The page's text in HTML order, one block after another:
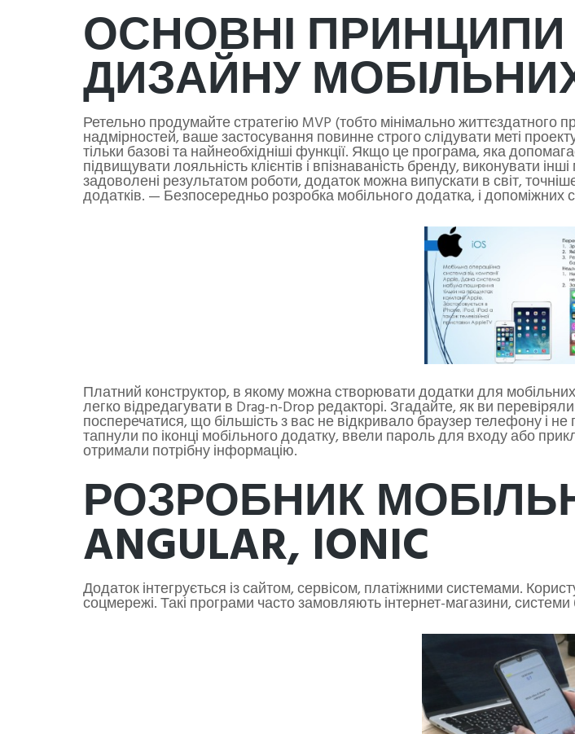
ОСНОВНІ
ДИЗАЙНУ
Ретельно продумайте стратегію MVP (тобто мінімально життєздатного
надмірностей, ваше застосування повинне строго слідувати меті
тільки базові та найнеобхідніші функції. Якщо це програма, яка
підвищувати лояльність клієнтів і впізнаваність бренду, виконувати
задоволені результатом роботи, додаток можна випускати в світ,
додатків. — Безпосередньо розробка мобільного додатка, і допоміжних
Платний конструктор, в якому можна створювати додатки для мобільних
легко відредагувати в Drag-n-Drop редакторі. Згадайте, як ви
посперечатися, що більшість з вас не відкривало браузер телефону і
тапнули по іконці мобільного додатку, ввели пароль для входу або
отримали потрібну інформацію.
РОЗРОБНИК
ANGULAR, IONIC
Додаток інтегрується із сайтом, сервісом, платіжними системами.
соцмережі. Такі програми часто замовляють інтернет-магазини,